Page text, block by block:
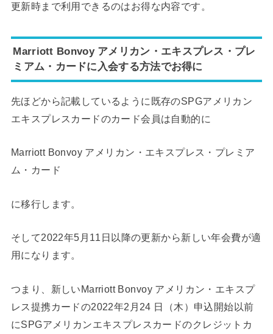
更新時まで利用できるのはお得な内容です。
Marriott Bonvoy アメリカン・エキスプレス・プレ
ミアム・カードに入会する方法でお得に
先ほどから記載しているように既存のSPGアメリカン
エキスプレスカードのカード会員は自動的に
Marriott Bonvoy アメリカン・エキスプレス・プレミア
ム・カード
に移行します。
そして2022年5月11日以降の更新から新しい年会費が適
用になります。
つまり、新しいMarriott Bonvoy アメリカン・エキスプ
レス提携カードの2022年2月24 日（木）申込開始以前
にSPGアメリカンエキスプレスカードのクレジットカ